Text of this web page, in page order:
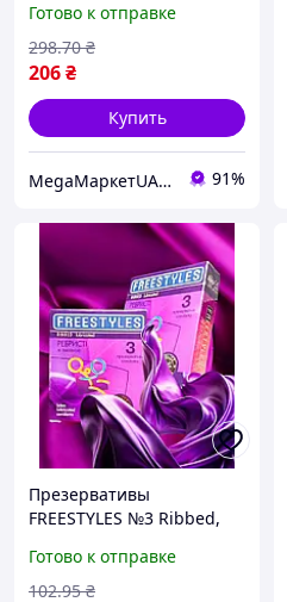
чувствительность и
комфорт
Готово к отправке
206₴
298.70 ₴
Купить
MegaМаркетUA — ваш заказ уже в пути 🚚📦✨ 91%
Презервативы
FREESTYLES №3 Ribbed,
Готово к отправке
102.95 ₴